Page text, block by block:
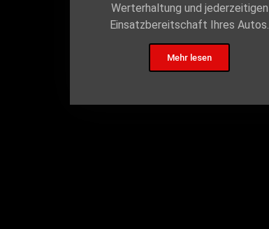
Werterhaltung und jederzeitigen
Einsatzbereitschaft Ihres Autos.
Mehr lesen